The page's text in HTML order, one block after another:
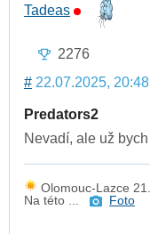
Tadeas
2276
# 22.07.2025, 20:48
Predators2
Nevadí, ale už
Olomouc-Lazce
Na této ...
Foto